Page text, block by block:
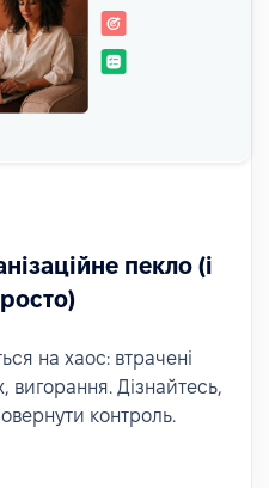
пекло (і
на хаос: втрачені
вигорання. Дізнайтесь,
контроль.